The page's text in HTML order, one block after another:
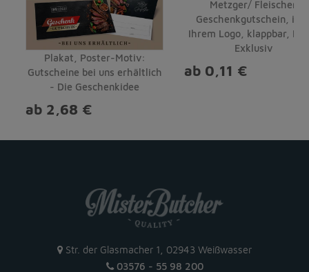
Plakat, Poster-Motiv:
Gutscheine bei uns erhältlich
- Die Geschenkidee
ab 2,68 €
Metzger/ Fleischer
Geschenkgutschein,
Ihrem Logo, klappbar,
Exklusiv
ab 0,11 €
Str. der Glasmacher 1, 02943 Weißwasser
03576 - 55 98 200